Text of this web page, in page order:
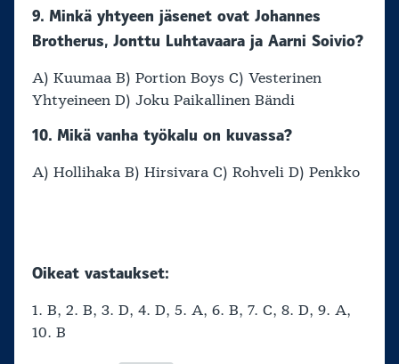
9. Minkä yhtyeen jäsenet ovat Johannes
Brotherus, Jonttu Luhtavaara ja Aarni Soivio?
A) Kuumaa B) Portion Boys C) Vesterinen
Yhtyeineen D) Joku Paikallinen Bändi
10. Mikä vanha työkalu on kuvassa?
A) Hollihaka B) Hirsivara C) Rohveli D) Penkko
Oikeat vastaukset:
1. B, 2. B, 3. D, 4. D, 5. A, 6. B, 7. C, 8. D, 9. A,
10. B